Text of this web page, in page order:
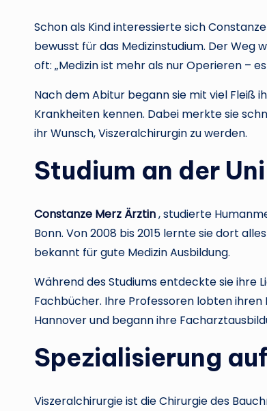
Schon als Kind interessierte sich
bewusst für das Medizinstudium. Der Weg
oft: „Medizin ist mehr als nur Operieren –
Nach dem Abitur begann sie mit viel Fleiß
Krankheiten kennen. Dabei merkte sie
ihr Wunsch, Viszeralchirurgin zu werden.
Studium an der
Constanze Merz Ärztin, studierte
Bonn. Von 2008 bis 2015 lernte sie dort
bekannt für gute Medizin Ausbildung.
Während des Studiums entdeckte sie ihre
Fachbücher. Ihre Professoren lobten ihren
Hannover und begann ihre
Spezialisierung
Viszeralchirurgie ist die Chirurgie des